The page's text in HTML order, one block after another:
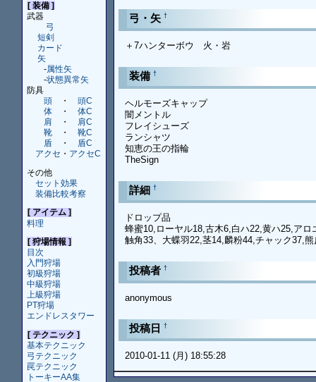
[ 装備 ]
武器
弓
短剣
カード
矢
-属性矢
-状態異常矢
防具
頭
・
頭C
体
・
体C
肩
・
肩C
靴
・
靴C
盾
・
盾C
アクセ ・ アクセC
その他
セット効果
装備比較考察
[ アイテム ]
料理
[ 狩場情報 ]
目次
入門狩場
初級狩場
中級狩場
上級狩場
PT狩場
エンドレスタワー
[ テクニック ]
基本テクニック
弓テクニック
罠テクニック
トーキーAA集
弓・矢 †
＋7ハンターボウ 火・岩
装備 †
ヘルモーズキャップ
闇メントル
フレイシューズ
ランシャツ
知恵の王の指輪
TheSign
詳細 †
ドロップ品
蜂蜜10,ローヤル18,古木6,白ハ22,黄ハ25,アロ
触角33、大蝶羽22,茎14,麟粉44,チャック37,
投稿者 †
anonymous
投稿日 †
2010-01-11 (月) 18:55:28